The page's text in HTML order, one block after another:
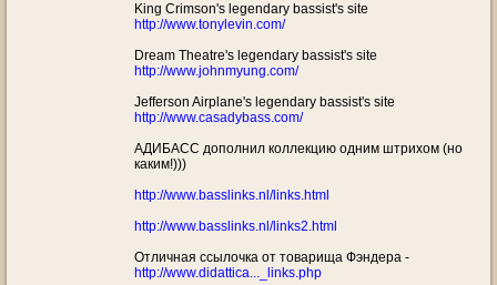
King Crimson's legendary bassist's site
http://www.tonylevin.com/
Dream Theatre's legendary bassist's site
http://www.johnmyung.com/
Jefferson Airplane's legendary bassist's site
http://www.casadybass.com/
АДИБАСС дополнил коллекцию одним штрихом (но
каким!)))
http://www.basslinks.nl/links.html
http://www.basslinks.nl/links2.html
Отличная ссылочка от товарища Фэндера -
http://www.didattica..._links.php